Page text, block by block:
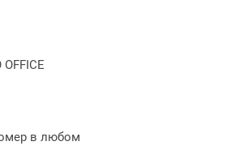
в любом
бизнеса
над корпоративными
Александр Шлычков,